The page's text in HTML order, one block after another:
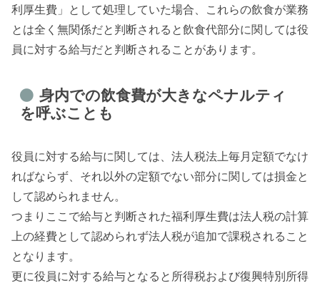
利厚生費」として処理していた場合、これらの飲食が業務
とは全く無関係だと判断されると飲食代部分に関しては役
員に対する給与だと判断されることがあります。
身内での飲食費が大きなペナルティ
を呼ぶことも
役員に対する給与に関しては、法人税法上毎月定額でなけ
ればならず、それ以外の定額でない部分に関しては損金と
して認められません。
つまりここで給与と判断された福利厚生費は法人税の計算
上の経費として認められず法人税が追加で課税されること
となります。
更に役員に対する給与となると所得税および復興特別所得